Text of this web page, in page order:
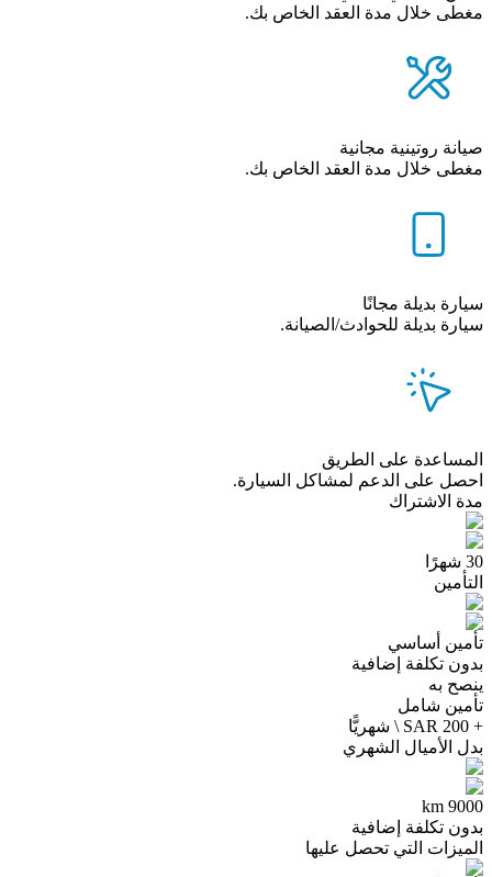
مغطى خلال مدة العقد الخاص بك.
صيانة روتينية مجانية
مغطى خلال مدة العقد الخاص بك.
سيارة بديلة مجانًا
سيارة بديلة للحوادث/الصيانة.
المساعدة على الطريق
احصل على الدعم لمشاكل السيارة.
مدة الاشتراك
30 شهرًا
التأمين
تأمين أساسي
بدون تكلفة إضافية
ينصح به
تأمين شامل
+ 200 SAR \ شهريًّا
بدل الأميال الشهري
9000 km
بدون تكلفة إضافية
الميزات التي تحصل عليها